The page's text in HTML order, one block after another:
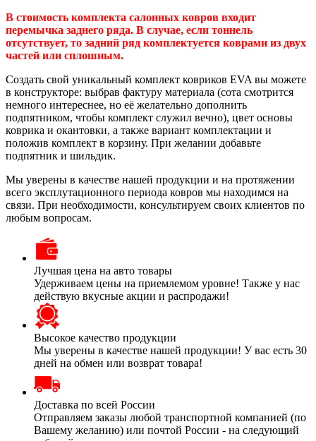
В стоимость комплекта салонных ковров входит
перемычка заднего ряда. В случае, если тоннель
отсутствует, то задний ряд комплектуется коврами из двух
частей или сплошным.
Создать свой уникальный комплект ковриков EVA вы можете
в конструкторе: выбрав фактуру материала (сота смотрится
немного интереснее, но её желательно дополнить
подпятником, чтобы комплект служил вечно), цвет основы
коврика и окантовки, а также вариант комплектации и
положив комплект в корзину. При желании добавьте
подпятник и шильдик.
Мы уверены в качестве нашей продукции и на протяжении
всего эксплутационного периода ковров мы находимся на
связи. При необходимости, консультируем своих клиентов по
любым вопросам.
Лучшая цена на авто товары
Удерживаем цены на приемлемом уровне! Также у нас
действую вкусные акции и распродажи!
Высокое качество продукции
Мы уверены в качестве нашей продукции! У вас есть 30
дней на обмен или возврат товара!
Доставка по всей России
Отправляем заказы любой транспортной компанией (по
Вашему желанию) или почтой России - на следующий